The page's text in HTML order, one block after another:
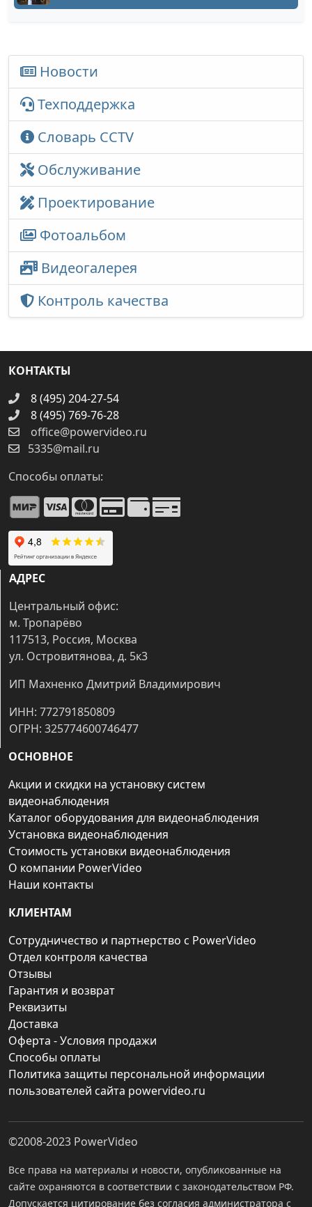
Новости
Техподдержка
Словарь CCTV
Обслуживание
Проектирование
Фотоальбом
Видеогалерея
Контроль качества
КОНТАКТЫ
8 (495) 204-27-54
8 (495) 769-76-28
office@powervideo.ru
5335@mail.ru
Способы оплаты:
АДРЕС
Центральный офис:
м. Тропарёво
117513, Россия, Москва
ул. Островитянова, д. 5к3
ИП Махненко Дмитрий Владимирович
ИНН: 772791850809
ОГРН: 325774600746477
ОСНОВНОЕ
Акции и скидки на установку систем
видеонаблюдения
Каталог оборудования для видеонаблюдения
Установка видеонаблюдения
Стоимость установки видеонаблюдения
О компании PowerVideo
Наши контакты
КЛИЕНТАМ
Сотрудничество и партнерство с PowerVideo
Отдел контроля качества
Отзывы
Гарантия и возврат
Реквизиты
Доставка
Оферта - Условия продажи
Способы оплаты
Политика защиты персональной информации
пользователей сайта powervideo.ru
©2008-2023 PowerVideo
Все права на материалы и новости, опубликованные на
сайте охраняются в соответствии с законодательством РФ.
Допускается цитирование без согласия администратора с